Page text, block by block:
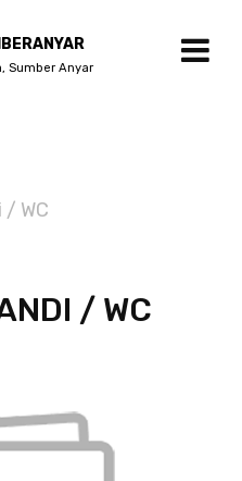
Sumber Anyar
/ WC
/ WC